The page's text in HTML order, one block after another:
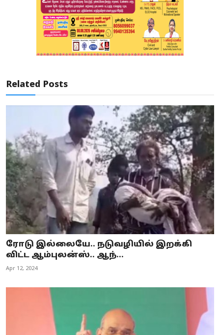
Related Posts
ரோடு இல்லையே.. நடுவழியில் இறக்கி
விட்ட ஆம்புலன்ஸ்.. ஆந்...
Apr 12, 2024